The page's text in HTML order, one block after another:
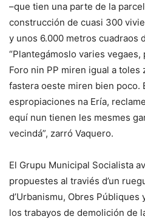
–que tien una parte de la
construcción de cuasi 300
y unos 6.000 metros cuadraos
“Plantegámoslo varies
Foro nin PP miren igual a toles
fastera oeste miren bien poco.
espropiaciones na Ería,
equí nun tienen les mesmes
vecindá”, zarró Vaquero.
El Grupu Municipal Socialista
propuestes al traviés d’un
d’Urbanismu, Obres Públiques
los trabayos de demolición de